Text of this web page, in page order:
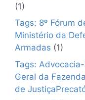
(1)
Tags: 8º Fórum
Ministério da
Armadas (1)
Tags:
Geral da
de